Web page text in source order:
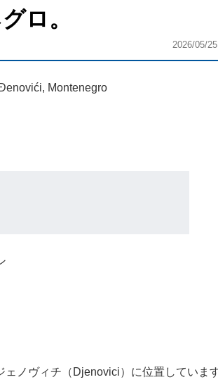
ロ。
2026/05/
Montenegro
ノヴィチ（Djenovici）に位置していま